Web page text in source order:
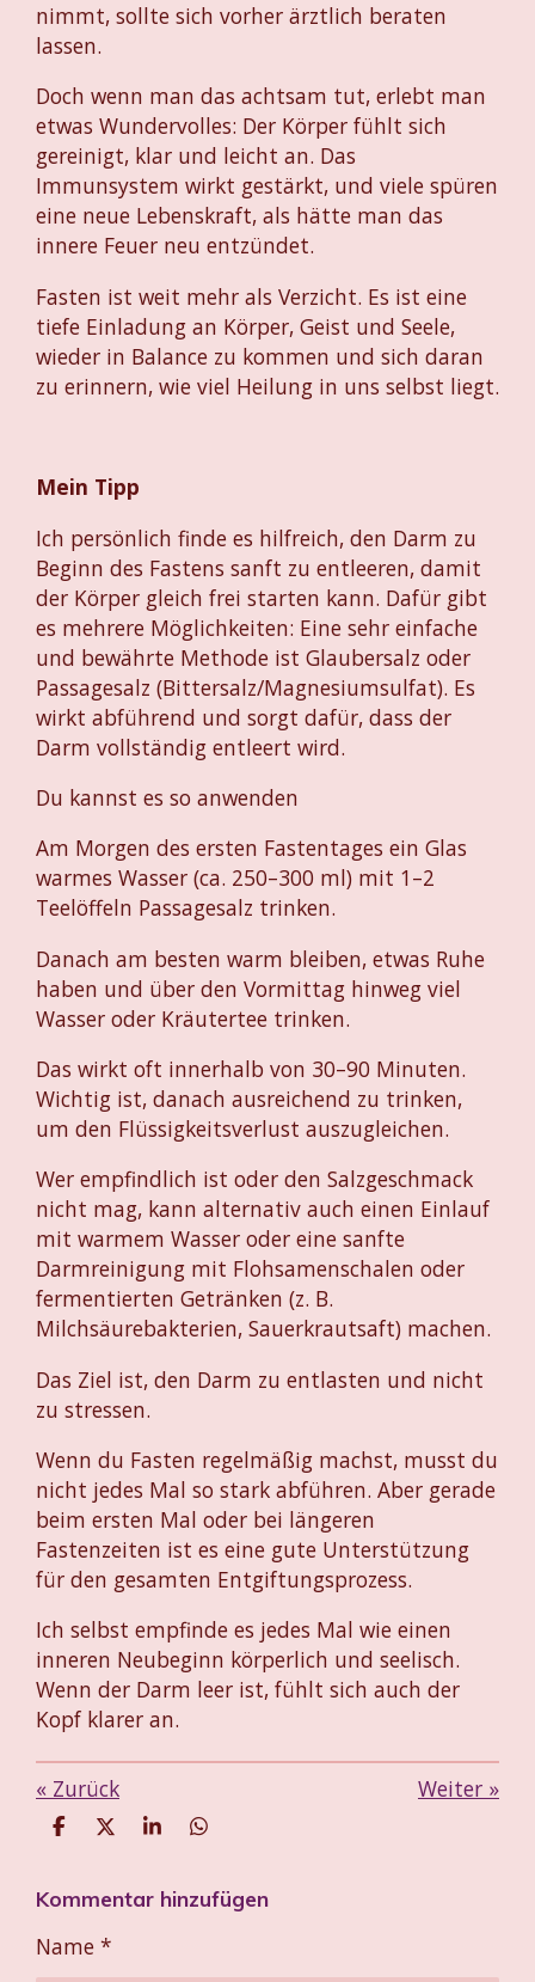
nimmt, sollte sich vorher ärztlich beraten
lassen.
Doch wenn man das achtsam tut, erlebt man
etwas Wundervolles: Der Körper fühlt sich
gereinigt, klar und leicht an. Das
Immunsystem wirkt gestärkt, und viele spüren
eine neue Lebenskraft, als hätte man das
innere Feuer neu entzündet.
Fasten ist weit mehr als Verzicht. Es ist eine
tiefe Einladung an Körper, Geist und Seele,
wieder in Balance zu kommen und sich daran
zu erinnern, wie viel Heilung in uns selbst liegt.
Mein Tipp
Ich persönlich finde es hilfreich, den Darm zu
Beginn des Fastens sanft zu entleeren, damit
der Körper gleich frei starten kann. Dafür gibt
es mehrere Möglichkeiten: Eine sehr einfache
und bewährte Methode ist Glaubersalz oder
Passagesalz (Bittersalz/Magnesiumsulfat). Es
wirkt abführend und sorgt dafür, dass der
Darm vollständig entleert wird.
Du kannst es so anwenden
Am Morgen des ersten Fastentages ein Glas
warmes Wasser (ca. 250–300 ml) mit 1–2
Teelöffeln Passagesalz trinken.
Danach am besten warm bleiben, etwas Ruhe
haben und über den Vormittag hinweg viel
Wasser oder Kräutertee trinken.
Das wirkt oft innerhalb von 30–90 Minuten.
Wichtig ist, danach ausreichend zu trinken,
um den Flüssigkeitsverlust auszugleichen.
Wer empfindlich ist oder den Salzgeschmack
nicht mag, kann alternativ auch einen Einlauf
mit warmem Wasser oder eine sanfte
Darmreinigung mit Flohsamenschalen oder
fermentierten Getränken (z. B.
Milchsäurebakterien, Sauerkrautsaft) machen.
Das Ziel ist, den Darm zu entlasten und nicht
zu stressen.
Wenn du Fasten regelmäßig machst, musst du
nicht jedes Mal so stark abführen. Aber gerade
beim ersten Mal oder bei längeren
Fastenzeiten ist es eine gute Unterstützung
für den gesamten Entgiftungsprozess.
Ich selbst empfinde es jedes Mal wie einen
inneren Neubeginn körperlich und seelisch.
Wenn der Darm leer ist, fühlt sich auch der
Kopf klarer an.
« Zurück Weiter »
T
l
n
T
l
n
T
l
T
l
Kommentar hinzufügen
Name *